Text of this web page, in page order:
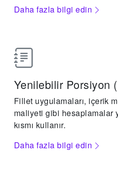
Daha fazla bilgi edin
Yenilebilir Porsiyon
Fillet uygulamaları, içerik
maliyeti gibi hesaplamalar
kısmı kullanır.
Daha fazla bilgi edin